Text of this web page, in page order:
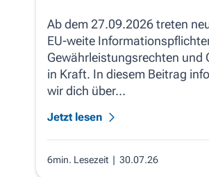
Ab dem 27.09.2026 treten
EU‑weite
Gewährleistungsrechten und
in Kraft. In diesem Beitrag
wir dich über...
Jetzt lesen
6min. Lesezeit | 30.07.26